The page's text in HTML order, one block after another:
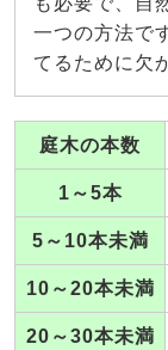
一つの方法で
てるために欠
庭木の本数
1～5本
5～10本未満
10～20本未満
20～30本未満